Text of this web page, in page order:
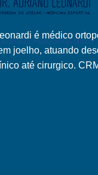
Horizontal Novo
é médico
joelho, atuando
até cirurgico.